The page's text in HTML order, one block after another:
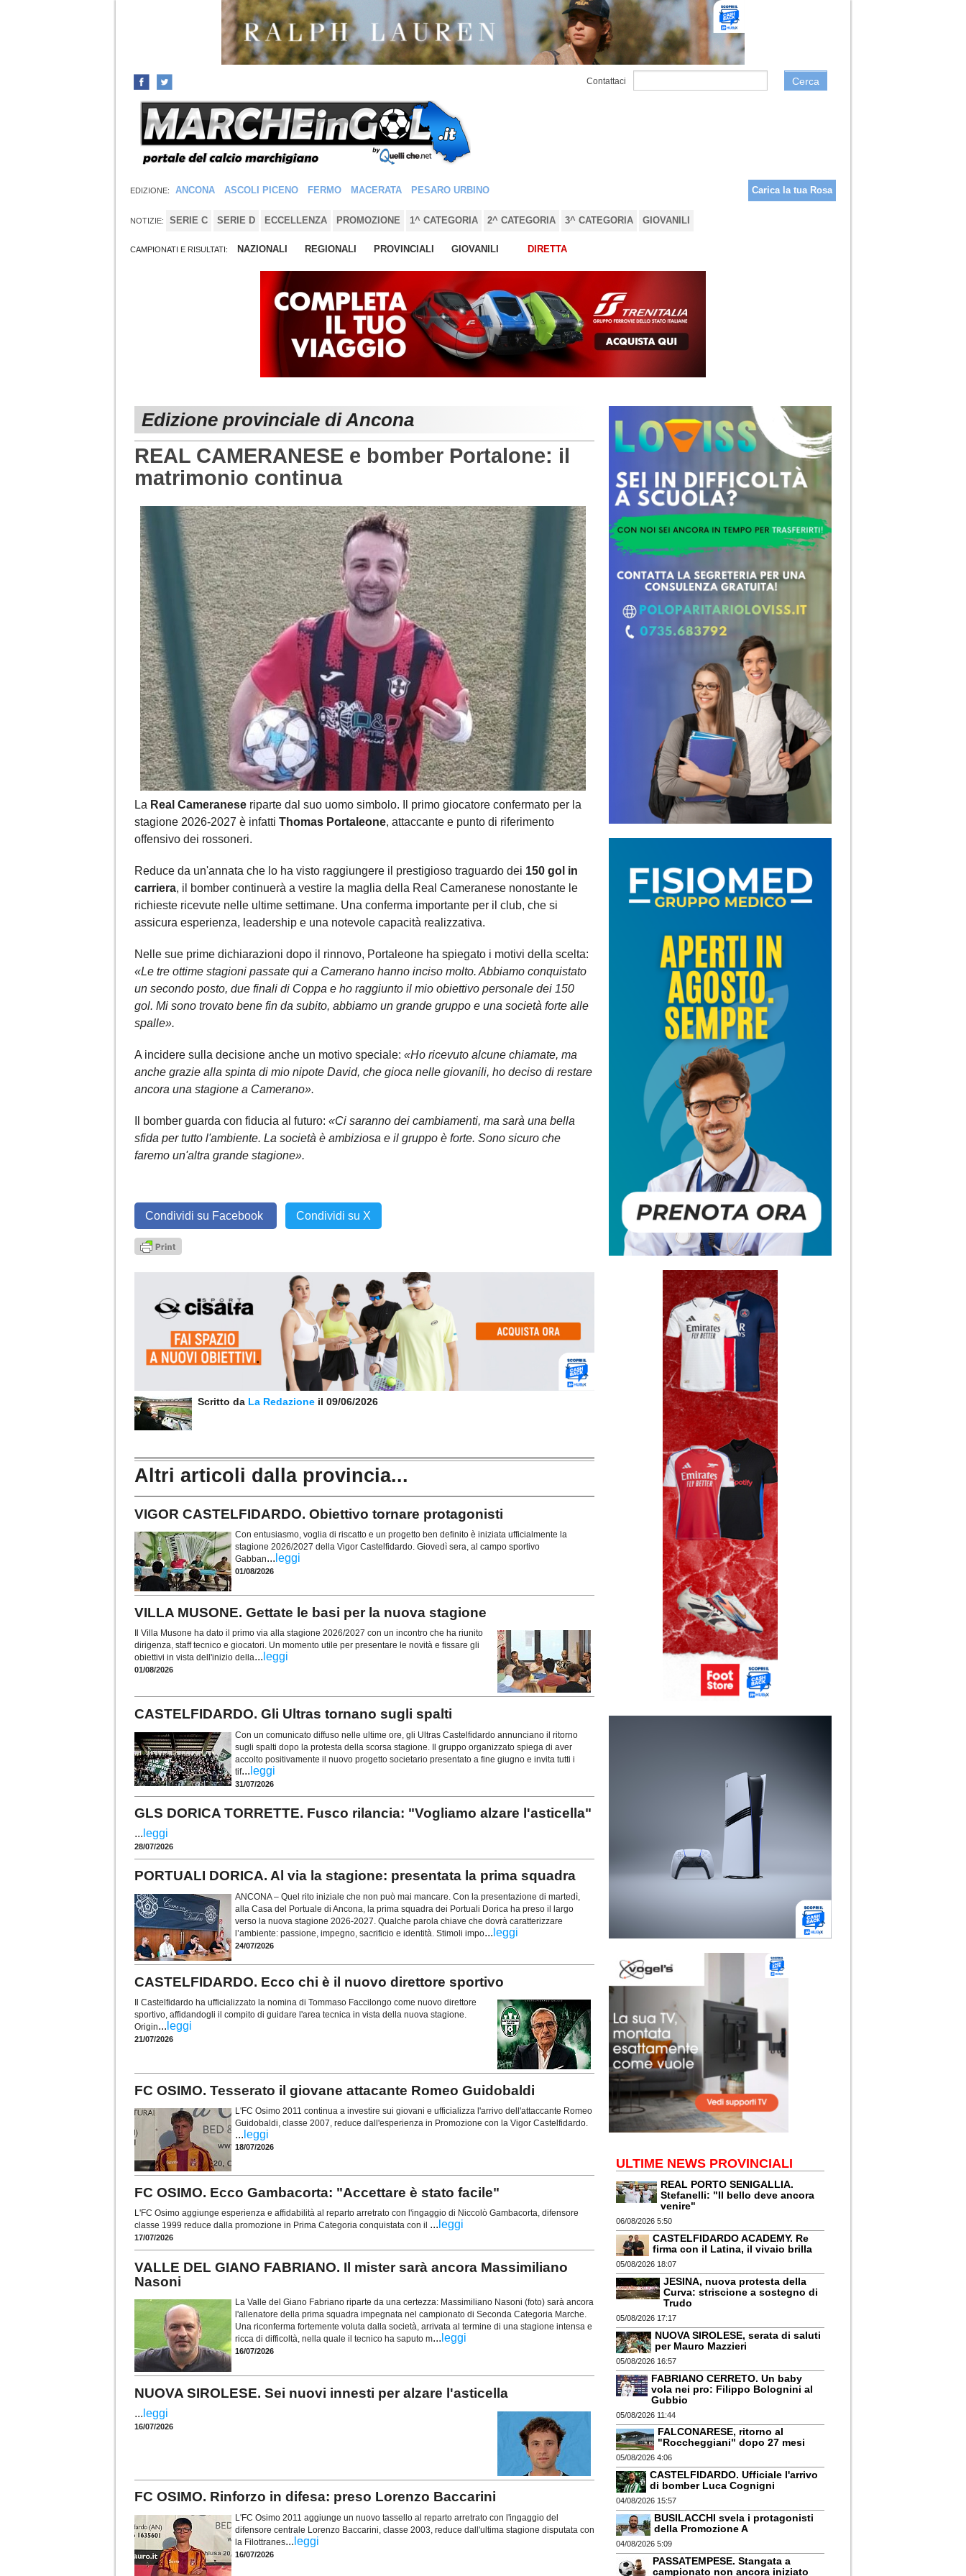
Contattaci Cerca
EDIZIONE: ANCONA ASCOLI PICENO FERMO MACERATA PESARO URBINO Carica la tua Rosa
NOTIZIE: SERIE C SERIE D ECCELLENZA PROMOZIONE 1^ CATEGORIA 2^ CATEGORIA 3^ CATEGORIA GIOVANILI
CAMPIONATI E RISULTATI: NAZIONALI REGIONALI PROVINCIALI GIOVANILI DIRETTA
Edizione provinciale di Ancona
REAL CAMERANESE e bomber Portalone: il
matrimonio continua
La Real Cameranese riparte dal suo uomo simbolo. Il primo giocatore confermato per la
stagione 2026-2027 è infatti Thomas Portaleone, attaccante e punto di riferimento
offensivo dei rossoneri.
Reduce da un'annata che lo ha visto raggiungere il prestigioso traguardo dei 150 gol in
carriera, il bomber continuerà a vestire la maglia della Real Cameranese nonostante le
richieste ricevute nelle ultime settimane. Una conferma importante per il club, che si
assicura esperienza, leadership e una notevole capacità realizzativa.
Nelle sue prime dichiarazioni dopo il rinnovo, Portaleone ha spiegato i motivi della scelta:
«Le tre ottime stagioni passate qui a Camerano hanno inciso molto. Abbiamo conquistato
un secondo posto, due finali di Coppa e ho raggiunto il mio obiettivo personale dei 150
gol. Mi sono trovato bene fin da subito, abbiamo un grande gruppo e una società forte alle
spalle».
A incidere sulla decisione anche un motivo speciale: «Ho ricevuto alcune chiamate, ma
anche grazie alla spinta di mio nipote David, che gioca nelle giovanili, ho deciso di restare
ancora una stagione a Camerano».
Il bomber guarda con fiducia al futuro: «Ci saranno dei cambiamenti, ma sarà una bella
sfida per tutto l'ambiente. La società è ambiziosa e il gruppo è forte. Sono sicuro che
faremo un'altra grande stagione».
Condividi su Facebook Condividi su X
Scritto da La Redazione il 09/06/2026
Altri articoli dalla provincia...
VIGOR CASTELFIDARDO. Obiettivo tornare protagonisti
Con entusiasmo, voglia di riscatto e un progetto ben definito è iniziata ufficialmente la
stagione 2026/2027 della Vigor Castelfidardo. Giovedì sera, al campo sportivo
Gabban... leggi
01/08/2026
VILLA MUSONE. Gettate le basi per la nuova stagione
Il Villa Musone ha dato il primo via alla stagione 2026/2027 con un incontro che ha riunito
dirigenza, staff tecnico e giocatori. Un momento utile per presentare le novità e fissare gli
obiettivi in vista dell'inizio della... leggi
01/08/2026
CASTELFIDARDO. Gli Ultras tornano sugli spalti
Con un comunicato diffuso nelle ultime ore, gli Ultras Castelfidardo annunciano il ritorno
sugli spalti dopo la protesta della scorsa stagione. Il gruppo organizzato spiega di aver
accolto positivamente il nuovo progetto societario presentato a fine giugno e invita tutti i
tif... leggi
31/07/2026
GLS DORICA TORRETTE. Fusco rilancia: "Vogliamo alzare l'asticella"
... leggi
28/07/2026
PORTUALI DORICA. Al via la stagione: presentata la prima squadra
ANCONA – Quel rito iniziale che non può mai mancare. Con la presentazione di martedì,
alla Casa del Portuale di Ancona, la prima squadra dei Portuali Dorica ha preso il largo
verso la nuova stagione 2026-2027. Qualche parola chiave che dovrà caratterizzare
l’ambiente: passione, impegno, sacrificio e identità. Stimoli impo... leggi
24/07/2026
CASTELFIDARDO. Ecco chi è il nuovo direttore sportivo
Il Castelfidardo ha ufficializzato la nomina di Tommaso Faccilongo come nuovo direttore
sportivo, affidandogli il compito di guidare l'area tecnica in vista della nuova stagione.
Origin... leggi
21/07/2026
FC OSIMO. Tesserato il giovane attacante Romeo Guidobaldi
L'FC Osimo 2011 continua a investire sui giovani e ufficializza l'arrivo dell'attaccante Romeo
Guidobaldi, classe 2007, reduce dall'esperienza in Promozione con la Vigor Castelfidardo.
... leggi
18/07/2026
FC OSIMO. Ecco Gambacorta: "Accettare è stato facile"
L'FC Osimo aggiunge esperienza e affidabilità al reparto arretrato con l'ingaggio di Niccolò Gambacorta, difensore
classe 1999 reduce dalla promozione in Prima Categoria conquistata con il ... leggi
17/07/2026
VALLE DEL GIANO FABRIANO. Il mister sarà ancora Massimiliano
Nasoni
La Valle del Giano Fabriano riparte da una certezza: Massimiliano Nasoni (foto) sarà ancora
l'allenatore della prima squadra impegnata nel campionato di Seconda Categoria Marche.
Una riconferma fortemente voluta dalla società, arrivata al termine di una stagione intensa e
ricca di difficoltà, nella quale il tecnico ha saputo m... leggi
16/07/2026
NUOVA SIROLESE. Sei nuovi innesti per alzare l'asticella
... leggi
16/07/2026
FC OSIMO. Rinforzo in difesa: preso Lorenzo Baccarini
L'FC Osimo 2011 aggiunge un nuovo tassello al reparto arretrato con l'ingaggio del
difensore centrale Lorenzo Baccarini, classe 2003, reduce dall'ultima stagione disputata con
la Filottranes... leggi
16/07/2026
ULTIME NEWS PROVINCIALI
REAL PORTO SENIGALLIA.
Stefanelli: "Il bello deve ancora
venire"
06/08/2026 5:50
CASTELFIDARDO ACADEMY. Re
firma con il Latina, il vivaio brilla
05/08/2026 18:07
JESINA, nuova protesta della
Curva: striscione a sostegno di
Trudo
05/08/2026 17:17
NUOVA SIROLESE, serata di saluti
per Mauro Mazzieri
05/08/2026 16:57
FABRIANO CERRETO. Un baby
vola nei pro: Filippo Bolognini al
Gubbio
05/08/2026 11:44
FALCONARESE, ritorno al
"Roccheggiani" dopo 27 mesi
05/08/2026 4:06
CASTELFIDARDO. Ufficiale l'arrivo
di bomber Luca Cognigni
04/08/2026 15:57
BUSILACCHI svela i protagonisti
della Promozione A
04/08/2026 5:09
PASSATEMPESE. Stangata a
campionato non ancora iniziato